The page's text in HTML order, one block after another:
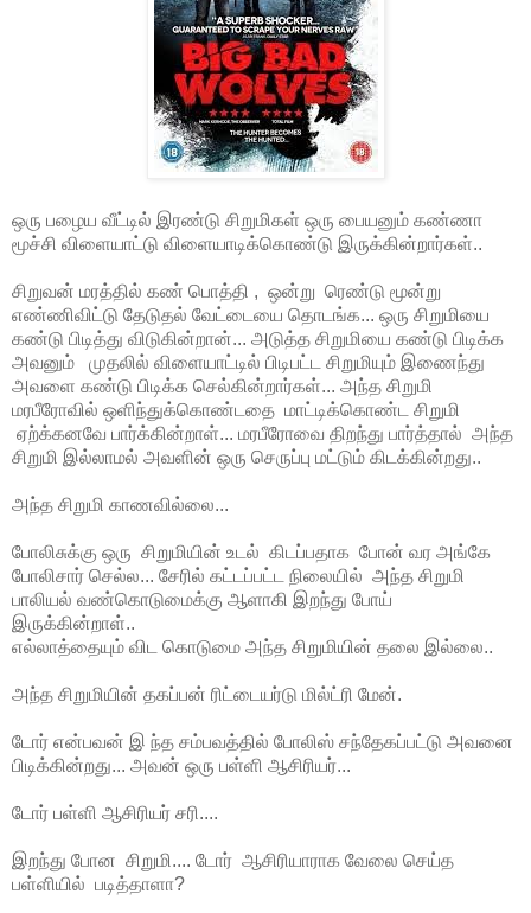
ஒரு பழைய வீட்டில் இரண்டு சிறுமிகள் ஒரு பையனும் கண்ணா
மூச்சி விளையாட்டு விளையாடிக்கொண்டு இருக்கின்றார்கள்..
சிறுவன் மரத்தில் கண் பொத்தி , ஒன்று ரெண்டு மூன்று
எண்ணிவிட்டு தேடுதல் வேட்டையை தொடங்க... ஒரு சிறுமியை
கண்டு பிடித்து விடுகின்றான்... அடுத்த சிறுமியை கண்டு பிடிக்க
அவனும் முதலில் விளையாட்டில் பிடிபட்ட சிறுமியும் இணைந்து
அவளை கண்டு பிடிக்க செல்கின்றார்கள்... அந்த சிறுமி
மரபீரோவில் ஒளிந்துக்கொண்டதை மாட்டிக்கொண்ட சிறுமி
ஏற்க்கனவே பார்க்கின்றாள்... மரபீரோவை திறந்து பார்த்தால் அந்த
சிறுமி இல்லாமல் அவளின் ஒரு செருப்பு மட்டும் கிடக்கின்றது..
அந்த சிறுமி காணவில்லை...
போலிசுக்கு ஒரு சிறுமியின் உடல் கிடப்பதாக போன் வர அங்கே
போலிசார் செல்ல... சேரில் கட்டப்பட்ட நிலையில் அந்த சிறுமி
பாலியல் வண்கொடுமைக்கு ஆளாகி இறந்து போய்
இருக்கின்றாள்..
எல்லாத்தையும் விட கொடுமை அந்த சிறுமியின் தலை இல்லை..
அந்த சிறுமியின் தகப்பன் ரிட்டையர்டு மில்ட்ரி மேன்.
டோர் என்பவன் இ ந்த சம்பவத்தில் போலிஸ் சந்தேகப்பட்டு அவனை
பிடிக்கின்றது... அவன் ஒரு பள்ளி ஆசிரியர்...
டோர் பள்ளி ஆசிரியர் சரி....
இறந்து போன சிறுமி.... டோர் ஆசிரியாராக வேலை செய்த
பள்ளியில் படித்தாளா?